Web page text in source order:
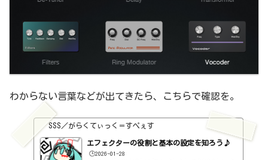
わからない言葉などが出てきたら、こちらで確認を。
SSS／がらくてぃっく＝すぺぇす
エフェクターの役割と基本の設定を知ろう♪
🕒️2026-01-28